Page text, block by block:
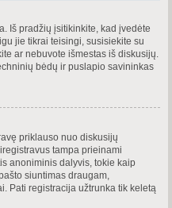
Iš pradžių įsitikinkite, kad įvedėte
jie tikrai teisingi, susisiekite su
ar nebuvote išmestas iš diskusijų.
bėdų ir puslapio savininkas
priklauso nuo diskusijų
tampa prieinami
anoniminis dalyvis, tokie kaip
siuntimas draugam,
Pati registracija užtrunka tik keletą